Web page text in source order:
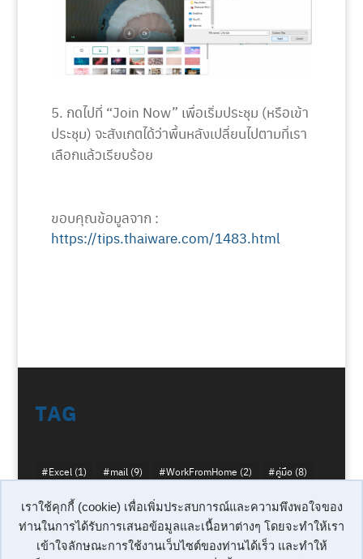
เราใช้คุกกี้ (cookie) เพื่อเพิ่มประสบการณ์และความพึงพอใจของ
ท่านในการได้รับการเสนอข้อมูลและเนื้อหาต่างๆ โดยจะทำให้เรา
เข้าใจลักษณะการใช้งานเว็บไซต์ของท่านได้เร็ว และทำให้
กดไปที่ “Join Now” เพื่อเริ่มประชุม (หรือเข้า
ประชุม) จะสังเกตได้ว่าพื้นหลังเปลี่ยนไปตามที่เรา
เลือกแล้วเรียบร้อย
ขอบคุณข้อมูลจาก :
https://tips.thaiware.com/1483.html
TAG
#Excel (1) #mail (9) #WorkFromHome (2) #คู่มือ(8)
เรื่องล่าสุด